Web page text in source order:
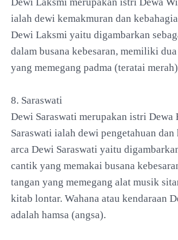
ialah dewi kemakmuran dan
Dewi Laksmi yaitu digambarkan
dalam busana kebesaran, memiliki
yang memegang padma (teratai
8. Saraswati
Dewi Saraswati merupakan istri Dewa
Saraswati ialah dewi pengetahuan
arca Dewi Saraswati yaitu
cantik yang memakai busana
tangan yang memegang alat musik
kitab lontar. Wahana atau kendaraan
adalah hamsa (angsa).